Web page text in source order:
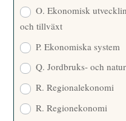
O. Ekonomisk
och tillväxt
P. Ekonomiska system
Q. Jordbruks- och
R. Regionalekonomi
R. Regionekonomi